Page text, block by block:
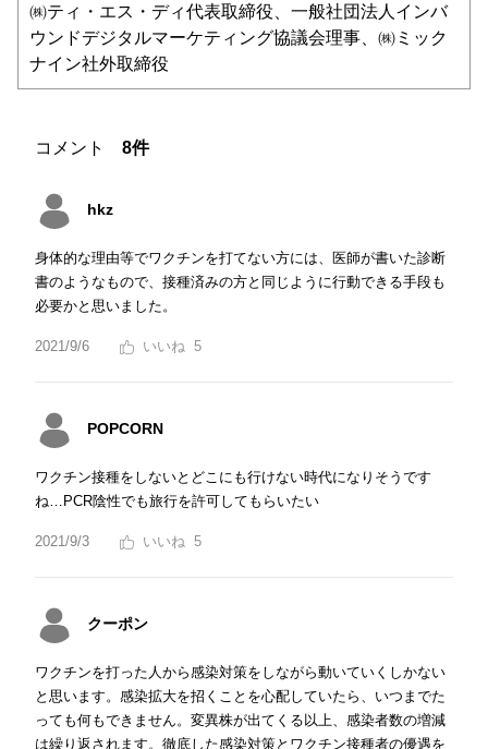
㈱ティ・エス・ディ代表取締役、一般社団法人インバ
ウンドデジタルマーケティング協議会理事、㈱ミック
ナイン社外取締役​
コメント 8件
hkz
身体的な理由等でワクチンを打てない方には、医師が書いた診断
書のようなもので、接種済みの方と同じように行動できる手段も
必要かと思いました。
2021/9/6 5
POPCORN
ワクチン接種をしないとどこにも行けない時代になりそうです
ね…PCR陰性でも旅行を許可してもらいたい
2021/9/3 5
クーポン
ワクチンを打った人から感染対策をしながら動いていくしかない
と思います。感染拡大を招くことを心配していたら、いつまでた
っても何もできません。変異株が出てくる以上、感染者数の増減
は繰り返されます。徹底した感染対策とワクチン接種者の優遇を